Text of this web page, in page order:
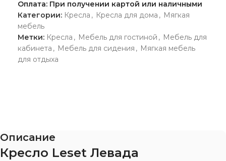
Оплата: При получении картой или наличными
Категории: Кресла , Кресла для дома , Мягкая
мебель
Метки: Кресла , Мебель для гостиной , Мебель для
кабинета , Мебель для сидения , Мягкая мебель
для отдыха
Описание
Кресло Leset Левада